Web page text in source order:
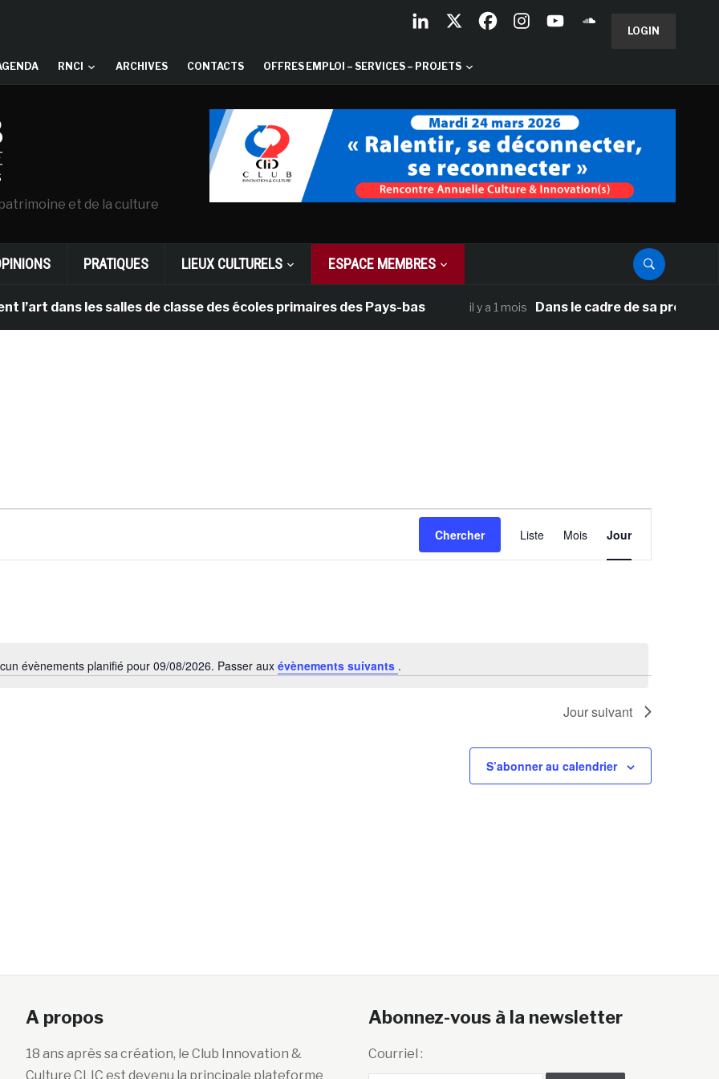
LOGIN
RNCI ARCHIVES CONTACTS OFFRES EMPLOI – SERVICES – PROJETS
et de la culture
PRATIQUES LIEUX CULTURELS ESPACE MEMBRES
l’art dans les salles de classe des écoles primaires des Pays-bas il y a 1 mois Dans le cadre de sa
Notice
évènements planifié pour 09/08/2026. Passer aux évènements suivants .
Chercher
de
vues
Liste Mois Jour
Jour suivant
S’abonner au calendrier
A propos
18 ans après sa création, le Club Innovation &
Culture CLIC est devenu la principale plateforme
Abonnez-vous à la newsletter
Courriel :